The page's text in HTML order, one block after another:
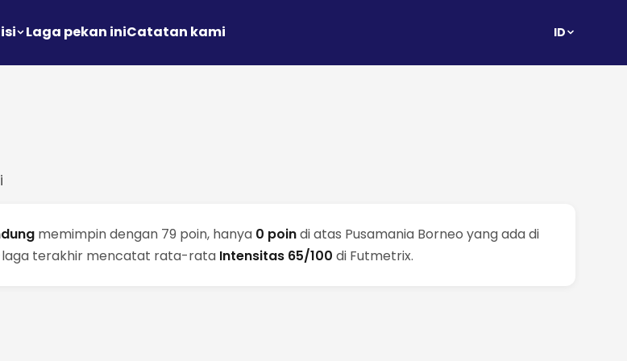
Laga pekan iniCatatan kami ID
memimpin dengan 79 poin, hanya 0 poindi atas Pusamania Borneo yang ada di
laga terakhir mencatat rata-rata Intensitas 65/100 di Futmetrix.